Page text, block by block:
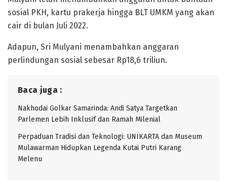
sosial PKH, kartu prakerja hingga BLT UMKM yang akan
cair di bulan Juli 2022.
Adapun, Sri Mulyani menambahkan anggaran
perlindungan sosial sebesar Rp18,6 triliun.
Baca juga :
Nakhodai Golkar Samarinda: Andi Satya Targetkan
Parlemen Lebih Inklusif dan Ramah Milenial
Perpaduan Tradisi dan Teknologi: UNIKARTA dan Museum
Mulawarman Hidupkan Legenda Kutai Putri Karang
Melenu